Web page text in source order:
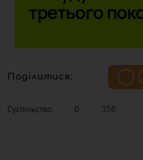
Поділитися:
Суспільство 0 358